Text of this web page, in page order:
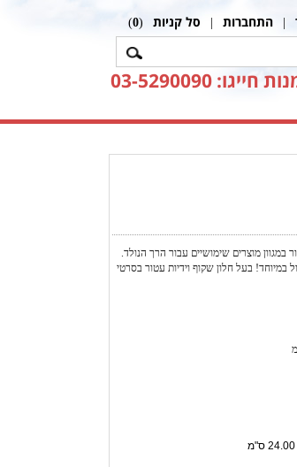
התחברות סל קניות (
0
)
03-5290090
מוצרים שימושיים עבור הרך הנולד.
במיוחד! בעל חלון שקוף וידיות עטור בסרטי